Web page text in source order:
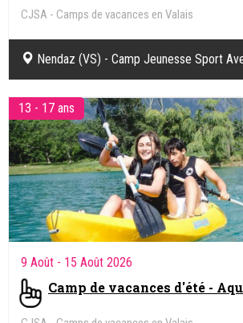
CJSA - Camps de vacances en Valais
Nendaz (VS) - Camp Jeunesse Sport
13 - 17 ans
9 Août - 15 Août 2026
Camp de vacances d'été -